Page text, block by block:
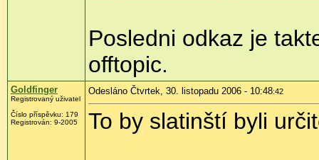
Posledni odkaz je
offtopic.
Goldfinger
Registrovaný uživatel
Číslo příspěvku: 179
Registrován: 9-2005
Odesláno Čtvrtek, 30. listopadu 2006 - 10:48:42
To by slatinští byli